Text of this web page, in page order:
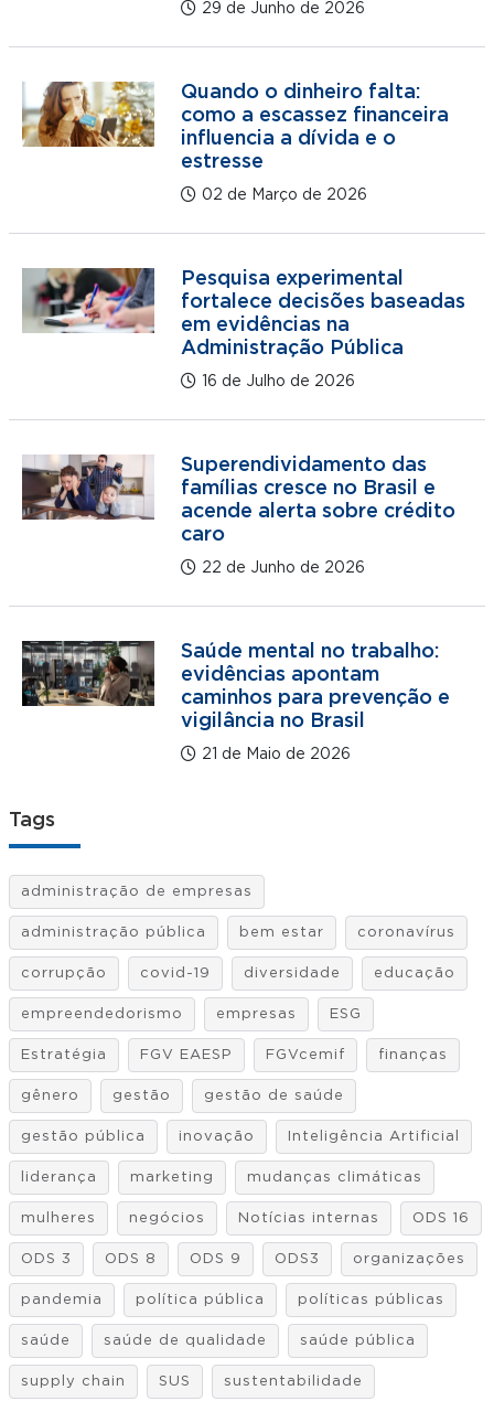
29 de Junho de 2026
Quando o dinheiro falta:
como a escassez financeira
influencia a dívida e o
estresse
02 de Março de 2026
Pesquisa experimental
fortalece decisões baseadas
em evidências na
Administração Pública
16 de Julho de 2026
Superendividamento das
famílias cresce no Brasil e
acende alerta sobre crédito
caro
22 de Junho de 2026
Saúde mental no trabalho:
evidências apontam
caminhos para prevenção e
vigilância no Brasil
21 de Maio de 2026
Tags
administração de empresas
administração pública bem estar coronavírus
corrupção covid-19 diversidade educação
empreendedorismo empresas ESG
Estratégia FGV EAESP FGVcemif finanças
gênero gestão gestão de saúde
gestão pública inovação Inteligência Artificial
liderança marketing mudanças climáticas
mulheres negócios Notícias internas ODS 16
ODS 3 ODS 8 ODS 9 ODS3 organizações
pandemia política pública políticas públicas
saúde saúde de qualidade saúde pública
supply chain SUS sustentabilidade